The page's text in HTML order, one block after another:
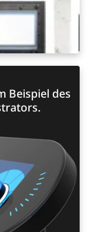
Beispiel des